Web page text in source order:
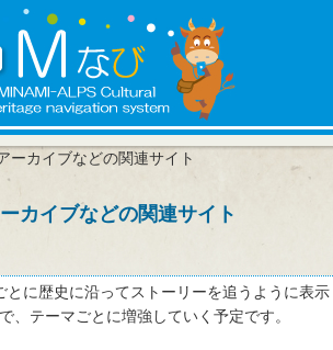
カイブなどの関連サイト
カイブなどの関連サイト
とに歴史に沿ってストーリーを追うように表示
、テーマごとに増強していく予定です。